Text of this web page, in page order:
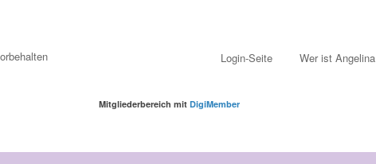
Login-Seite Wer ist Angelina
Mitgliederbereich mit DigiMember